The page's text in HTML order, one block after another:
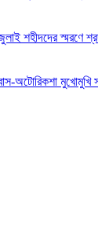
শহীদদের স্মরণে
অটোরিকশা মুখোমুখি